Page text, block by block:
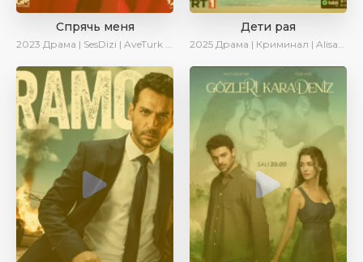
Спрячь меня
2023 Драма | SesDizi | AveTurk | AlisaDirilis | Сериалы 2023
Дети рая
2025 Драма | Криминал | AlisaDirilis | Новинки | Сериалы 2025